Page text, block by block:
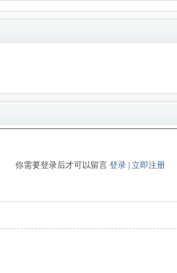
你需要登录后才可以留言 登录| 立即注册